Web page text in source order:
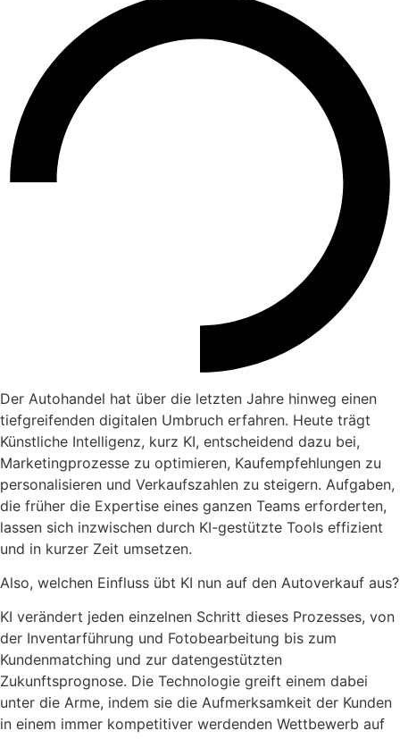
Der Autohandel hat über die letzten Jahre hinweg einen
tiefgreifenden digitalen Umbruch erfahren. Heute trägt
Künstliche Intelligenz, kurz KI, entscheidend dazu bei,
Marketingprozesse zu optimieren, Kaufempfehlungen zu
personalisieren und Verkaufszahlen zu steigern. Aufgaben,
die früher die Expertise eines ganzen Teams erforderten,
lassen sich inzwischen durch KI-gestützte Tools effizient
und in kurzer Zeit umsetzen.
Also, welchen Einfluss übt KI nun auf den Autoverkauf aus?
KI verändert jeden einzelnen Schritt dieses Prozesses, von
der Inventarführung und Fotobearbeitung bis zum
Kundenmatching und zur datengestützten
Zukunftsprognose. Die Technologie greift einem dabei
unter die Arme, indem sie die Aufmerksamkeit der Kunden
in einem immer kompetitiver werdenden Wettbewerb auf